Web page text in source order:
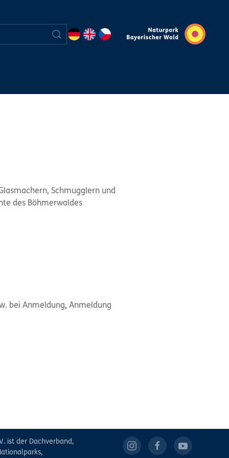
Schmugglern und
des Böhmerwaldes
bei Anmeldung, Anmeldung
ist der Dachverband,